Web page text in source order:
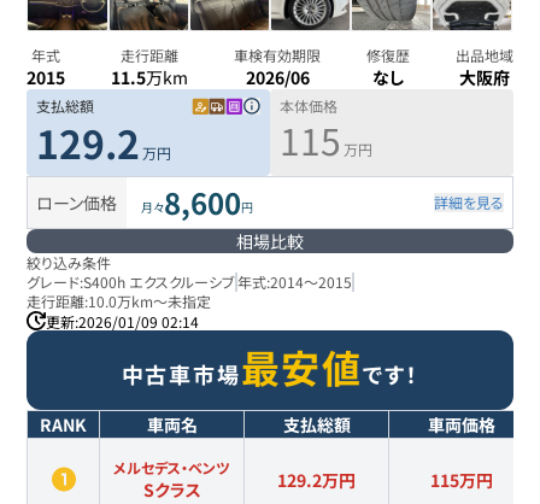
年式
2015
走行距離
11.5万km
車検有効期限
2026/06
修復歴
なし
出品地域
大阪府
支払総額
129.2 万円
本体価格
115 万円
ローン価格 月々8,600円 詳細を見る
相場比較
絞り込み条件
グレード:S400h エクスクルーシブ年式:2014～2015
走行距離:10.0万km～未指定
更新:2026/01/09 02:14
中古車市場最安値です！
RANK 車両名 支払総額 車両価格
メルセデス・ベンツ
Sクラス 129.2万円 115万円